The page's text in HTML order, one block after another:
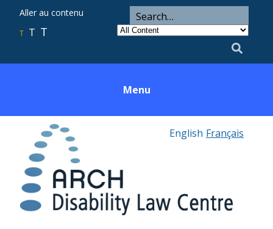
Aller au contenu
T T T
ARCH
Search
Utility
Search
for
Category
Menu
English Français